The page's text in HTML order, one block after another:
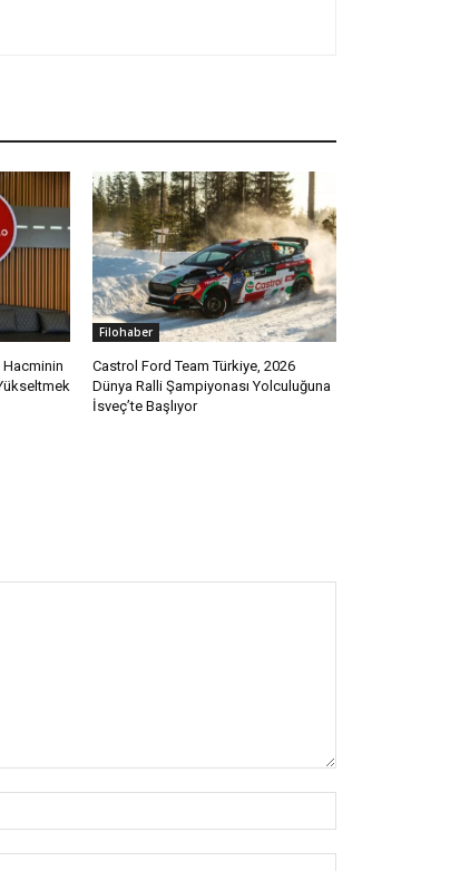
Hacminin
Filohaber
Castrol Ford Team Türkiye, 2026
Dünya Ralli Şampiyonası Yolculuğuna
İsveç’te Başlıyor